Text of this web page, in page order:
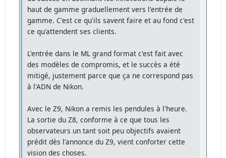
haut de gamme graduellement vers l'entrée de
gamme. C'est ce qu'ils savent faire et au fond c'est
ce qu'attendent ses clients.
L'entrée dans le ML grand format c'est fait avec
des modèles de compromis, et le succès a été
mitigé, justement parce que ça ne correspond pas
à l'ADN de Nikon.
Avec le Z9, Nikon a remis les pendules à l'heure.
La sortie du Z8, conforme à ce que tous les
observateurs un tant soit peu objectifs avaient
prédit dès l'annonce du Z9, vient conforter cette
vision des choses.